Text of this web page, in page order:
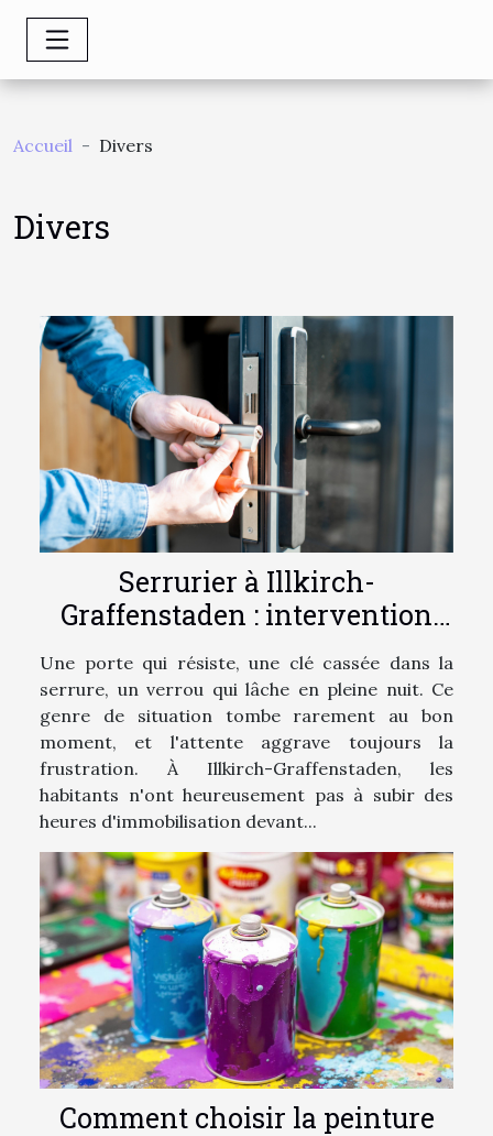
Accueil Divers
Divers
Serrurier à Illkirch-
Graffenstaden : intervention
sous 30 min par la Compagnie
des Serruriers
Une porte qui résiste, une clé cassée dans la
serrure, un verrou qui lâche en pleine nuit. Ce
genre de situation tombe rarement au bon
moment, et l'attente aggrave toujours la
frustration. À Illkirch-Graffenstaden, les
habitants n'ont heureusement pas à subir des
heures d'immobilisation devant...
Comment choisir la peinture